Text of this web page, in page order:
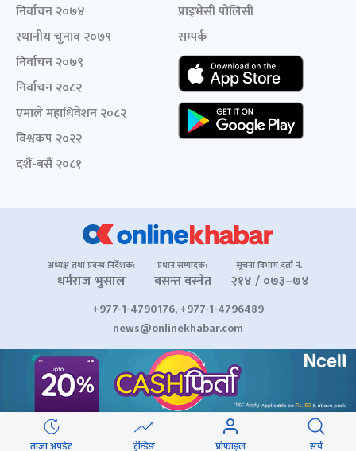
ताजा अपडेट ट्रेन्डिङ प्रोफाइल सर्च
निर्वाचन २०७४
स्थानीय चुनाव २०७९
निर्वाचन २०७९
निर्वाचन २०८२
एमाले महाधिवेशन २०८२
विश्वकप २०२२
दशैं-बसैं २०८१
प्राइभेसी पोलिसी
सम्पर्क
अध्यक्ष तथा प्रबन्ध निर्देशक:
धर्मराज भुसाल
प्रधान सम्पादक:
बसन्त बस्नेत
सूचना विभाग दर्ता नं.
२१४ / ०७३–७४
+977-1-4790176, +977-1-4796489
news@onlinekhabar.com
© २००६-२०२६ Onlinekhabar.com सर्वाधिकार सुरक्षित